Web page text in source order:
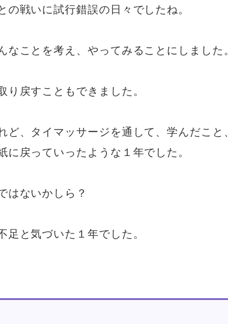
戦いに試行錯誤の日々でしたね。
ことを考え、やってみることにしました。
戻すこともできました。
、タイマッサージを通して、学んだこと、
戻っていったような１年でした。
はないかしら？
と気づいた１年でした。